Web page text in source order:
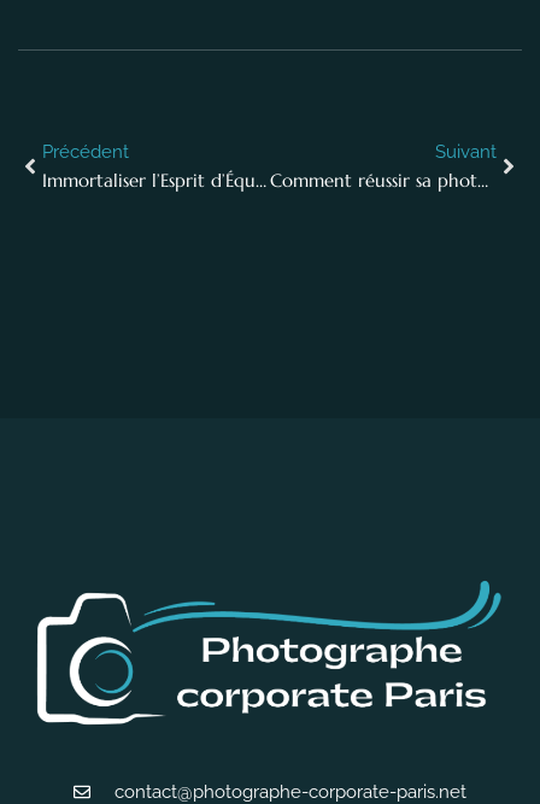
Précédent
Immortaliser l’Esprit d’Équipe : La Photographie des Groupes en Formation dans l’Entreprise
Suivant
Comment réussir sa photo de CV pour attirer l’attention des recruteurs en entreprise
contact@photographe-corporate-paris.net